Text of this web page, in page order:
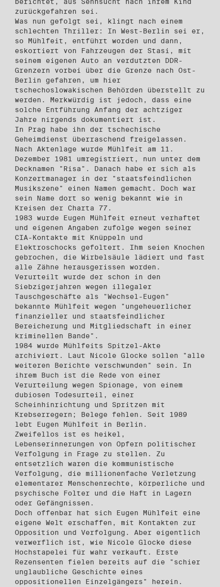
zurückgefahren sei.
Was nun gefolgt sei, klingt nach einem
schlechten Thriller: In West-Berlin sei er,
so Mühlfeit, entführt worden und dann,
eskortiert von Fahrzeugen der Stasi, mit
seinem eigenen Auto an verdutzten DDR-
Grenzern vorbei über die Grenze nach Ost-
Berlin gefahren, um hier
tschechoslowakischen Behörden überstellt zu
werden. Merkwürdig ist jedoch, dass eine
solche Entführung Anfang der achtziger
Jahre nirgends dokumentiert ist.
In Prag habe ihn der tschechische
Geheimdienst überraschend freigelassen.
Nach Aktenlage wurde Mühlfeit am 11.
Dezember 1981 umregistriert, nun unter dem
Decknamen "Risa". Danach habe er sich als
Konzertmanager in der "staatsfeindlichen
Musikszene" einen Namen gemacht. Doch war
sein Name dort so wenig bekannt wie in
Kreisen der Charta 77.
1983 wurde Eugen Mühlfeit erneut verhaftet
und eigenen Angaben zufolge wegen seiner
CIA-Kontakte mit Knüppeln und
Elektroschocks gefoltert. Ihm seien Knochen
gebrochen, die Wirbelsäule lädiert und fast
alle Zähne herausgerissen worden.
Verurteilt wurde der schon in den
Siebzigerjahren wegen illegaler
Tauschgeschäfte als "Wechsel-Eugen"
bekannte Mühlfeit wegen "ungeheuerlicher
finanzieller und staatsfeindlicher
Bereicherung und Mitgliedschaft in einer
kriminellen Bande".
1984 wurde Mühlfeits Spitzel-Akte
archiviert. Laut Nicole Glocke sollen "alle
weiteren Berichte verschwunden" sein. In
ihrem Buch ist die Rede von einer
Verurteilung wegen Spionage, von einem
dubiosen Todesurteil, einer
Scheinhinrichtung und Spritzen mit
Krebserregern; Belege fehlen. Seit 1989
lebt Eugen Mühlfeit in Berlin.
Zweifellos ist es heikel,
Lebenserinnerungen von Opfern politischer
Verfolgung in Frage zu stellen. Zu
entsetzlich waren die kommunistische
Verfolgung, die millionenfache Verletzung
elementarer Menschenrechte, körperliche und
psychische Folter und die Haft in Lagern
oder Gefängnissen.
Doch offenbar hat sich Eugen Mühlfeit eine
eigene Welt erschaffen, mit Kontakten zur
Opposition und Verfolgung. Aber eigentlich
verwerflich ist, wie Nicole Glocke diese
Hochstapelei für wahr verkauft. Erste
Rezensenten fielen bereits auf die "schier
unglaubliche Geschichte eines
oppositionellen Einzelgängers" herein.